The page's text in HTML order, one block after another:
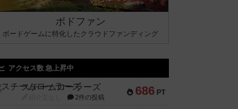
ボドファン
ボードゲームに特化したクラウドファンディング
アクセス数 急上昇中
686 PT
スチームローラーズ
2件の投稿